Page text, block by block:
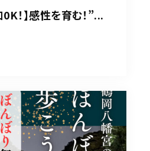
！】感性を育む！”...